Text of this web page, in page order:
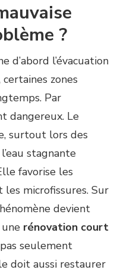
?
d’abord l’évacuation
zones
Par
dangereux. Le
surtout lors des
stagnante
favorise les
les microfissures. Sur
devient
rénovation court
seulement
doit aussi restaurer